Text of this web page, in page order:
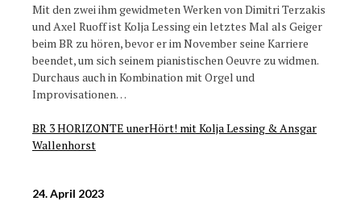
Mit den zwei ihm gewidmeten Werken von Dimitri Terzakis
und Axel Ruoff ist Kolja Lessing ein letztes Mal als Geiger
beim BR zu hören, bevor er im November seine Karriere
beendet, um sich seinem pianistischen Oeuvre zu widmen.
Durchaus auch in Kombination mit Orgel und
Improvisationen…
BR 3 HORIZONTE unerHört! mit Kolja Lessing & Ansgar
Wallenhorst
24. April 2023